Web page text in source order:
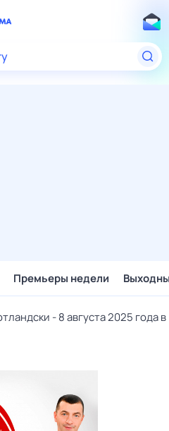
Премьеры недели
- 8 августа 2025 года в